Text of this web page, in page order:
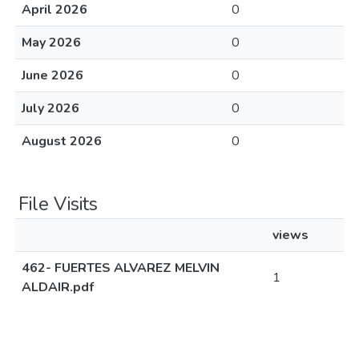
April 2026
0
May 2026
0
June 2026
0
July 2026
0
August 2026
0
File Visits
views
462- FUERTES ALVAREZ MELVIN
ALDAIR.pdf
1